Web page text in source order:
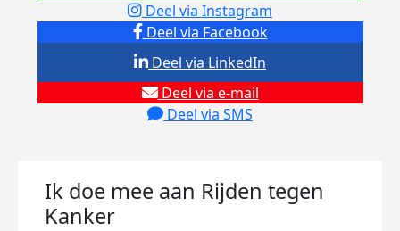
Deel via Facebook
Deel via Instagram
Deel via e-mail
Deel via SMS
Deel via LinkedIn
Ik doe mee aan Rijden tegen
Kanker